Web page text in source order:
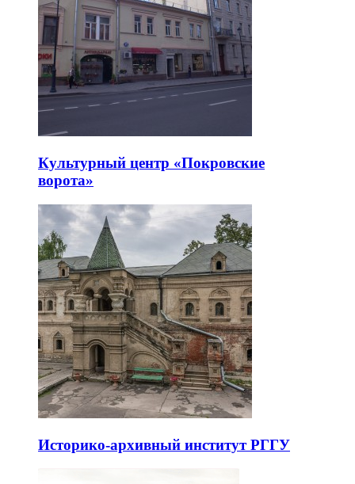
Культурный центр «Покровские
ворота»
Историко-архивный институт РГГУ